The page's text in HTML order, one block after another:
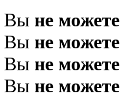
Вы не можете
Вы не можете
Вы не можете
Вы не можете